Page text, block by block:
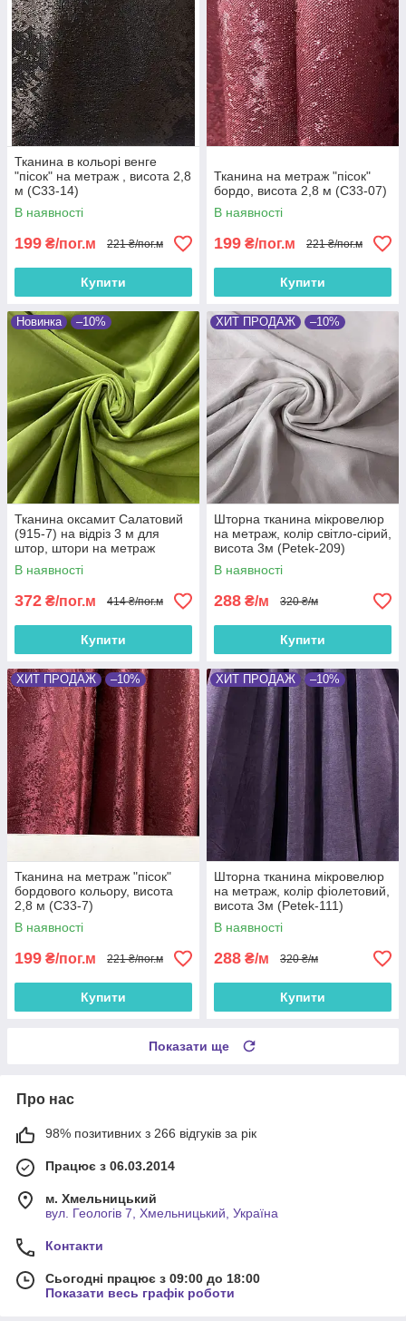
Тканина в кольорі венге
"пісок" на метраж , висота 2,8
м (С33-14)
В наявності
199 ₴/пог.м 221 ₴/пог.м
Купити
Тканина на метраж "пісок"
бордо, висота 2,8 м (С33-07)
В наявності
199 ₴/пог.м 221 ₴/пог.м
Купити
Новинка –10%
Тканина оксамит Салатовий
(915-7) на відріз 3 м для
штор, штори на метраж
оксамитові, відрізні портьєри
В наявності
372 ₴/пог.м 414 ₴/пог.м
Купити
ХИТ ПРОДАЖ –10%
Шторна тканина мікровелюр
на метраж, колір світло-сірий,
висота 3м (Petek-209)
В наявності
288 ₴/м 320 ₴/м
Купити
ХИТ ПРОДАЖ –10%
Тканина на метраж "пісок"
бордового кольору, висота
2,8 м (С33-7)
В наявності
199 ₴/пог.м 221 ₴/пог.м
Купити
ХИТ ПРОДАЖ –10%
Шторна тканина мікровелюр
на метраж, колір фіолетовий,
висота 3м (Petek-111)
В наявності
288 ₴/м 320 ₴/м
Купити
Показати ще
Про нас
98% позитивних з 266 відгуків за рік
Працює з 06.03.2014
м. Хмельницький
вул. Геологів 7, Хмельницький, Україна
Контакти
Сьогодні працює з 09:00 до 18:00
Показати весь графік роботи